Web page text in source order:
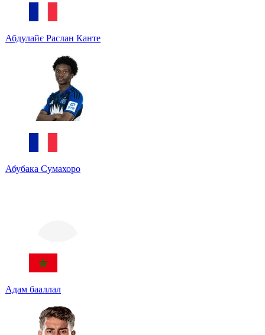
Абдулайє Раслан Канте
Абубака Сумахоро
Адам бааллал